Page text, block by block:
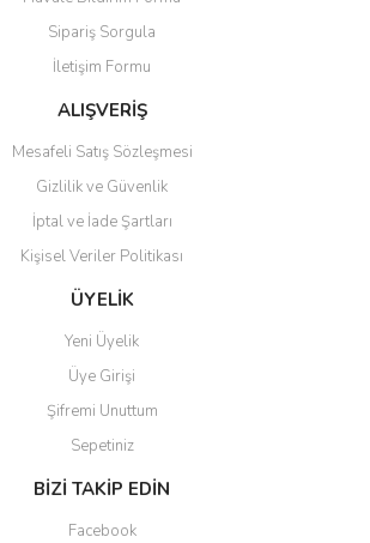
hatalar bulunuyor.
sitelerden daha pahalı.
farklı alternatifler olmalı.
Gönder
Sipariş Sorgula
İletişim Formu
ALIŞVERİŞ
Mesafeli Satış Sözleşmesi
Gizlilik ve Güvenlik
İptal ve İade Şartları
Kişisel Veriler Politikası
ÜYELİK
Yeni Üyelik
Üye Girişi
Şifremi Unuttum
Sepetiniz
BİZİ TAKİP EDİN
Facebook